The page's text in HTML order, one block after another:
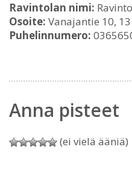
Ravintolan nimi:
Osoite: Vanajantie 10,
Puhelinnumero:
Anna pisteet
(ei vielä ääniä)